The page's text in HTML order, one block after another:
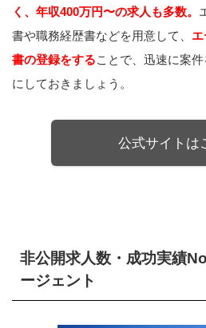
く、年収400万円〜の求人も多数。
書や職務経歴書などを用意して、
書の登録をすることで、迅速に案
にしておきましょう。
公式サイトは
非公開求人数・成功実績
ージェント